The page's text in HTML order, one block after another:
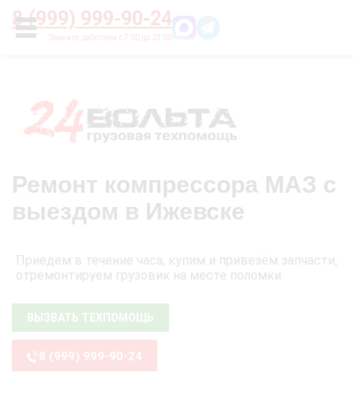
8 (999) 999-90-24
УСЛУГИ
Главная О нас Цены
Ремонт компрессора МАЗ с
выездом в Ижевске
Приедем в течение часа, купим и привезём запчасти,
отремонтируем грузовик на месте поломки
ВЫЗВАТЬ ТЕХПОМОЩЬ
8 (999) 999-90-24